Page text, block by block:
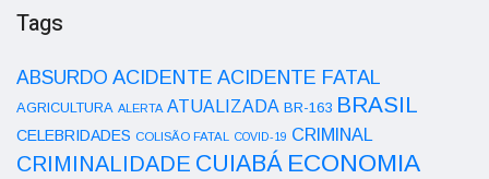
Tags
ABSURDO ACIDENTE ACIDENTE FATAL
AGRICULTURA ALERTA ATUALIZADA BR-163 BRASIL
CELEBRIDADES COLISÃO FATAL COVID-19 CRIMINAL
CRIMINALIDADE CUIABÁ ECONOMIA